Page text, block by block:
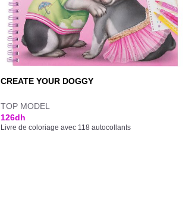
CREATE YOUR DOGGY
TOP MODEL
126dh
Livre de coloriage avec 118 autocollants